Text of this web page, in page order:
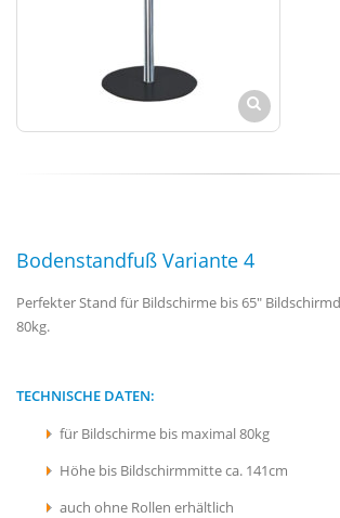
Bodenstandfuß Variante 4
Perfekter Stand für Bildschirme bis 65"
80kg.
TECHNISCHE DATEN:
für Bildschirme bis maximal 80kg
Höhe bis Bildschirmmitte ca. 141cm
auch ohne Rollen erhältlich